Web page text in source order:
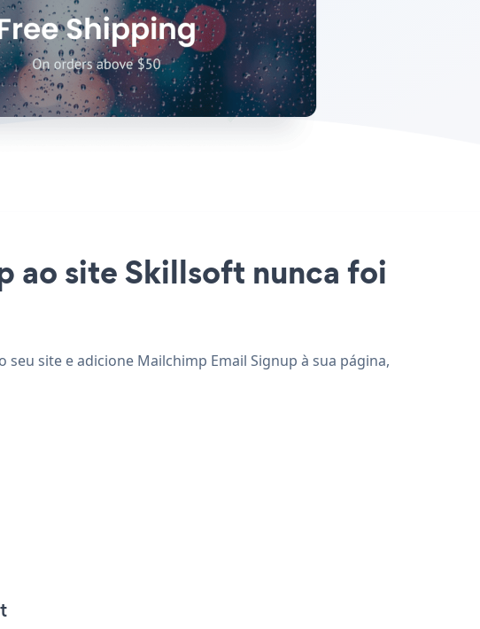
ao site Skillsoft nunca foi
site e adicione Mailchimp Email Signup à sua página,